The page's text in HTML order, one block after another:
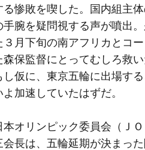
る惨敗を喫した。国内組主
手腕を疑問視する声が噴出
３月下旬の南アフリカとコ
森保監督にとってむしろ救い
仮に、東京五輪に出場す
よ加速していたはずだ。
オリンピック委員会（Ｊ
会長は、五輪延期が決まっ